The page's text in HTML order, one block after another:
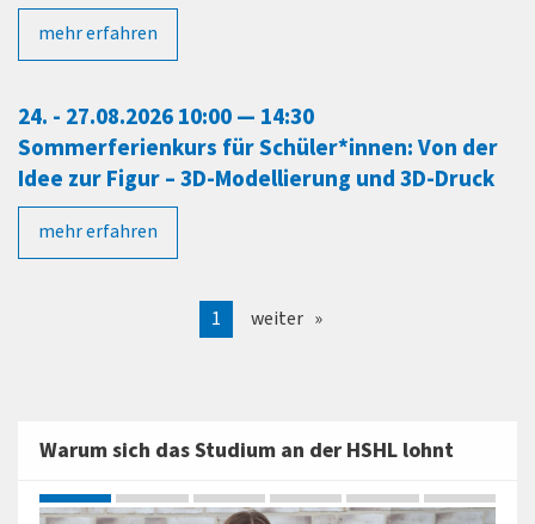
mehr erfahren
24. - 27.08.2026 10:00 — 14:30
Sommerferienkurs für Schüler*innen: Von der
Idee zur Figur – 3D-Modellierung und 3D-Druck
mehr erfahren
1 weiter
Warum sich das Studium an der HSHL lohnt